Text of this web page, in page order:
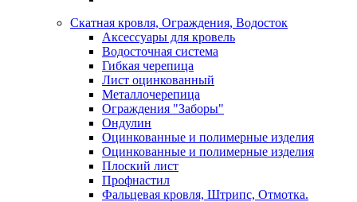
Скатная кровля, Ограждения, Водосток
Аксессуары для кровель
Водосточная система
Гибкая черепица
Лист оцинкованный
Металлочерепица
Ограждения "Заборы"
Ондулин
Оцинкованные и полимерные изделия
Оцинкованные и полимерные изделия
Плоский лист
Профнастил
Фальцевая кровля, Штрипс, Отмотка.